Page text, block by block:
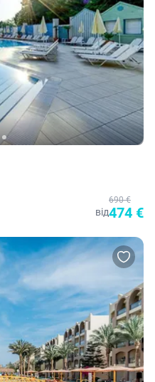
від
690 €
474 €